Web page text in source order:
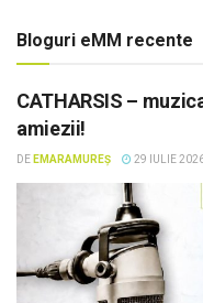
Bloguri eMM recente
CATHARSIS –
amiezii!
DE EMARAMUREȘ 29 IULIE